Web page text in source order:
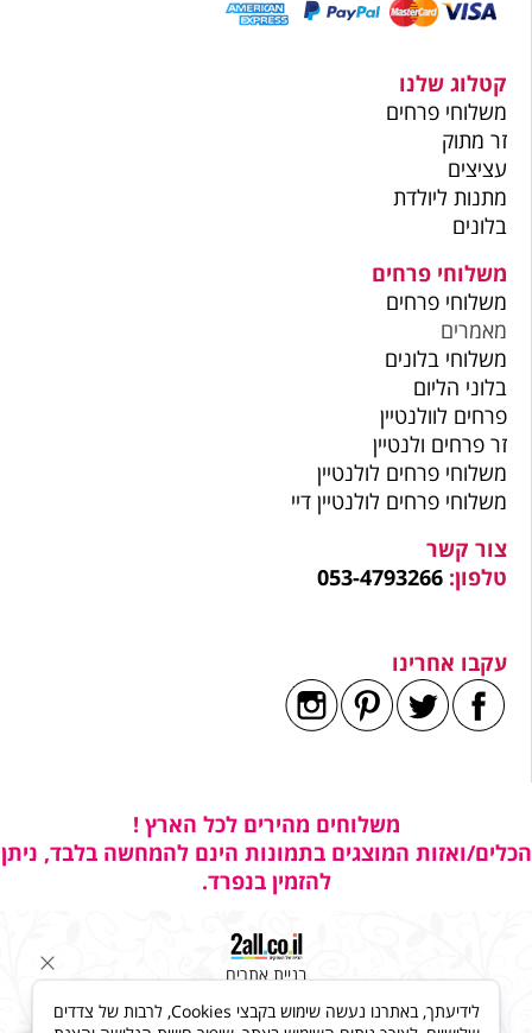
קטלוג שלנו
משלוחי פרחים
זר מתוק
עציצים
מתנות ליולדת
בלונים
משלוחי פרחים
משלוחי פרחים
מאמרים
משלוחי בלונים
בלוני הליום
פרחים לוולנטיין
זר פרחים ולנטיין
משלוחי פרחים לולנטיין
משלוחי פרחים לולנטיין דיי
צור קשר
טלפון: 053-4793266
עקבו אחרינו
משלוחים מהירים לכל הארץ !
הכלים/ואזות המוצגים בתמונות הינם להמחשה בלבד, ניתן
להזמין בנפרד.
בניית אתרים
לידיעתך, באתרנו נעשה שימוש בקבצי Cookies, לרבות של צדדים